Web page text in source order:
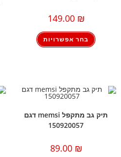
149.00 ₪
בחר אפשרויות
תיק גב מתקפל memsi דגם
150920057
89.00 ₪